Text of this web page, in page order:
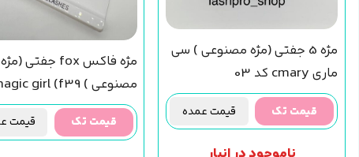
مژه 5 جفتی (مژه مصنوعی ) سی
ماری cmary کد 03
قیمت تک قیمت عمده
مژه فاکس fox جفتی (مژه
مجیک گرل
قیمت تک قیمت عمده